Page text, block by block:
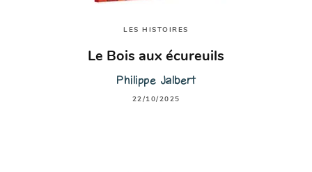
LES HISTOIRES
Le Bois aux écureuils
Philippe Jalbert
22/10/2025